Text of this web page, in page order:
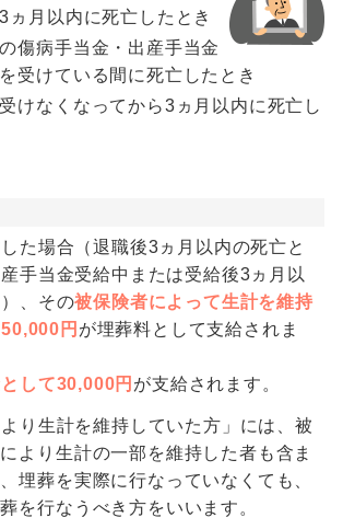
ヵ月以内に死亡したとき
傷病手当金・出産手当金
受けている間に死亡したとき
けなくなってから3ヵ月以内に死亡し
た場合（退職後3ヵ月以内の死亡と
手当金受給中または受給後3ヵ月以
、その被保険者によって生計を維持
50,000円 が埋葬料として支給されま
して30,000円 が支給されます。
り生計を維持していた方」には、被
より生計の一部を維持した者も含ま
埋葬を実際に行なっていなくても、
を行なうべき方をいいます。